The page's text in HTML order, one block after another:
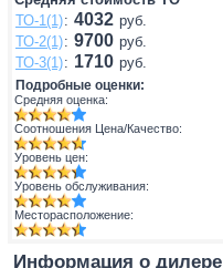
ТО-1(1): 4032 руб.
ТО-2(1): 9700 руб.
ТО-3(1): 1710 руб.
Подробные оценки:
Средняя оценка:
Соотношения Цена/Качество:
Уровень цен:
Уровень обслуживания:
Месторасположение:
Информация о дилере